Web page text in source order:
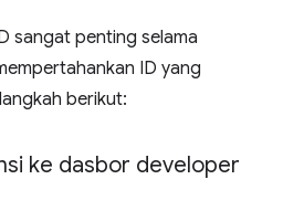
sangat penting selama
ID yang
berikut:
ke dasbor developer